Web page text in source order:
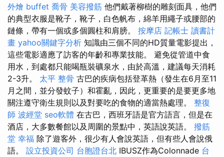
外燴 buffet 喬骨 美容撥筋 他們戴著柳樹的雕刻面具，他們
的典型衣服是靴子，靴子，白色帆布，綿羊用繩子或腰部的
鏈條，帶有一個或多個圓柱和肩膀。 按摩店 記帳士 讀書計
畫 yahoo關鍵字分析 知識由三個不同的HD質量電影提出，
這些電影適應了訪客的年齡和專業技能。 避免從管道中食
用水，到處都只能喝瓶裝礦泉水，由於高溫，建議每天消耗
2-3升。 太平 整骨 古巴的疾病包括登革熱（發生在6月至11
月之間，並分發蚊子）和霍亂，因此，更重要的是要更多地
關注遵守衛生規則以及對要吃的食物的適當熱處理。 整復
師 波經堂 seo軟體 在古巴，西班牙語是官方語言，但是在
酒店，大多數餐館以及周圍的景點中，英語說英語。 撥筋
堂 幸福 除了遊客外，很少有人會說英語，但有些人會說俄
語。 設立投資公司 台胞證台北 IBUSZ作為Colonnade 台